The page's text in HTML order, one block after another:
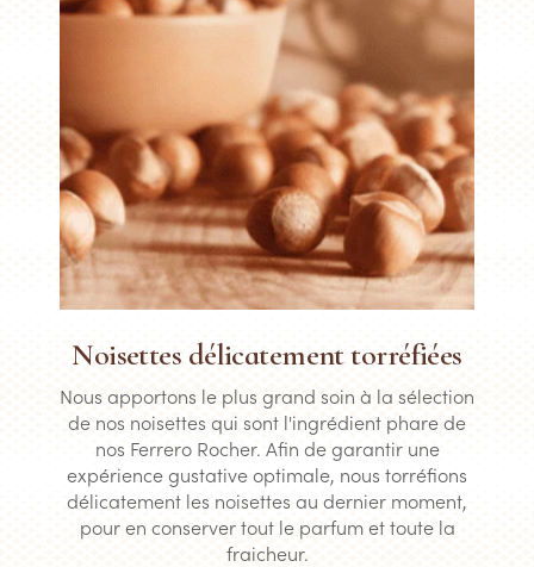
Noisettes délicatement torréfiées
Nous apportons le plus grand soin à la sélection
de nos noisettes qui sont l'ingrédient phare de
nos Ferrero Rocher. Afin de garantir une
expérience gustative optimale, nous torréfions
délicatement les noisettes au dernier moment,
pour en conserver tout le parfum et toute la
fraicheur.